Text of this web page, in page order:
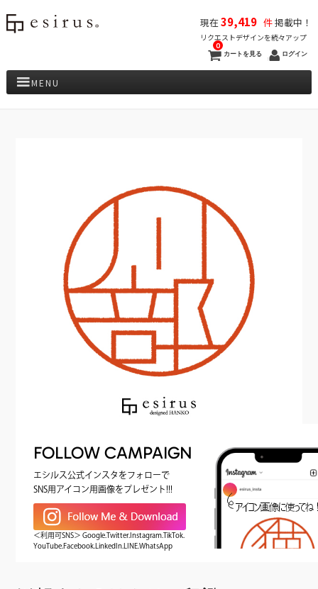
現在39,419 件掲載中！
リクエストデザインを続々アップ
カートを見る
0
ログイン
MENU
FOLLOW CAMPAIGN
エシルス公式インスタをフォローで
SNS用アイコン用画像をプレゼント!!!
＜利用可SNS＞ Google.Twitter.Instagram.TikTok.
YouTube.Facebook.LinkedIn.LINE.WhatsApp